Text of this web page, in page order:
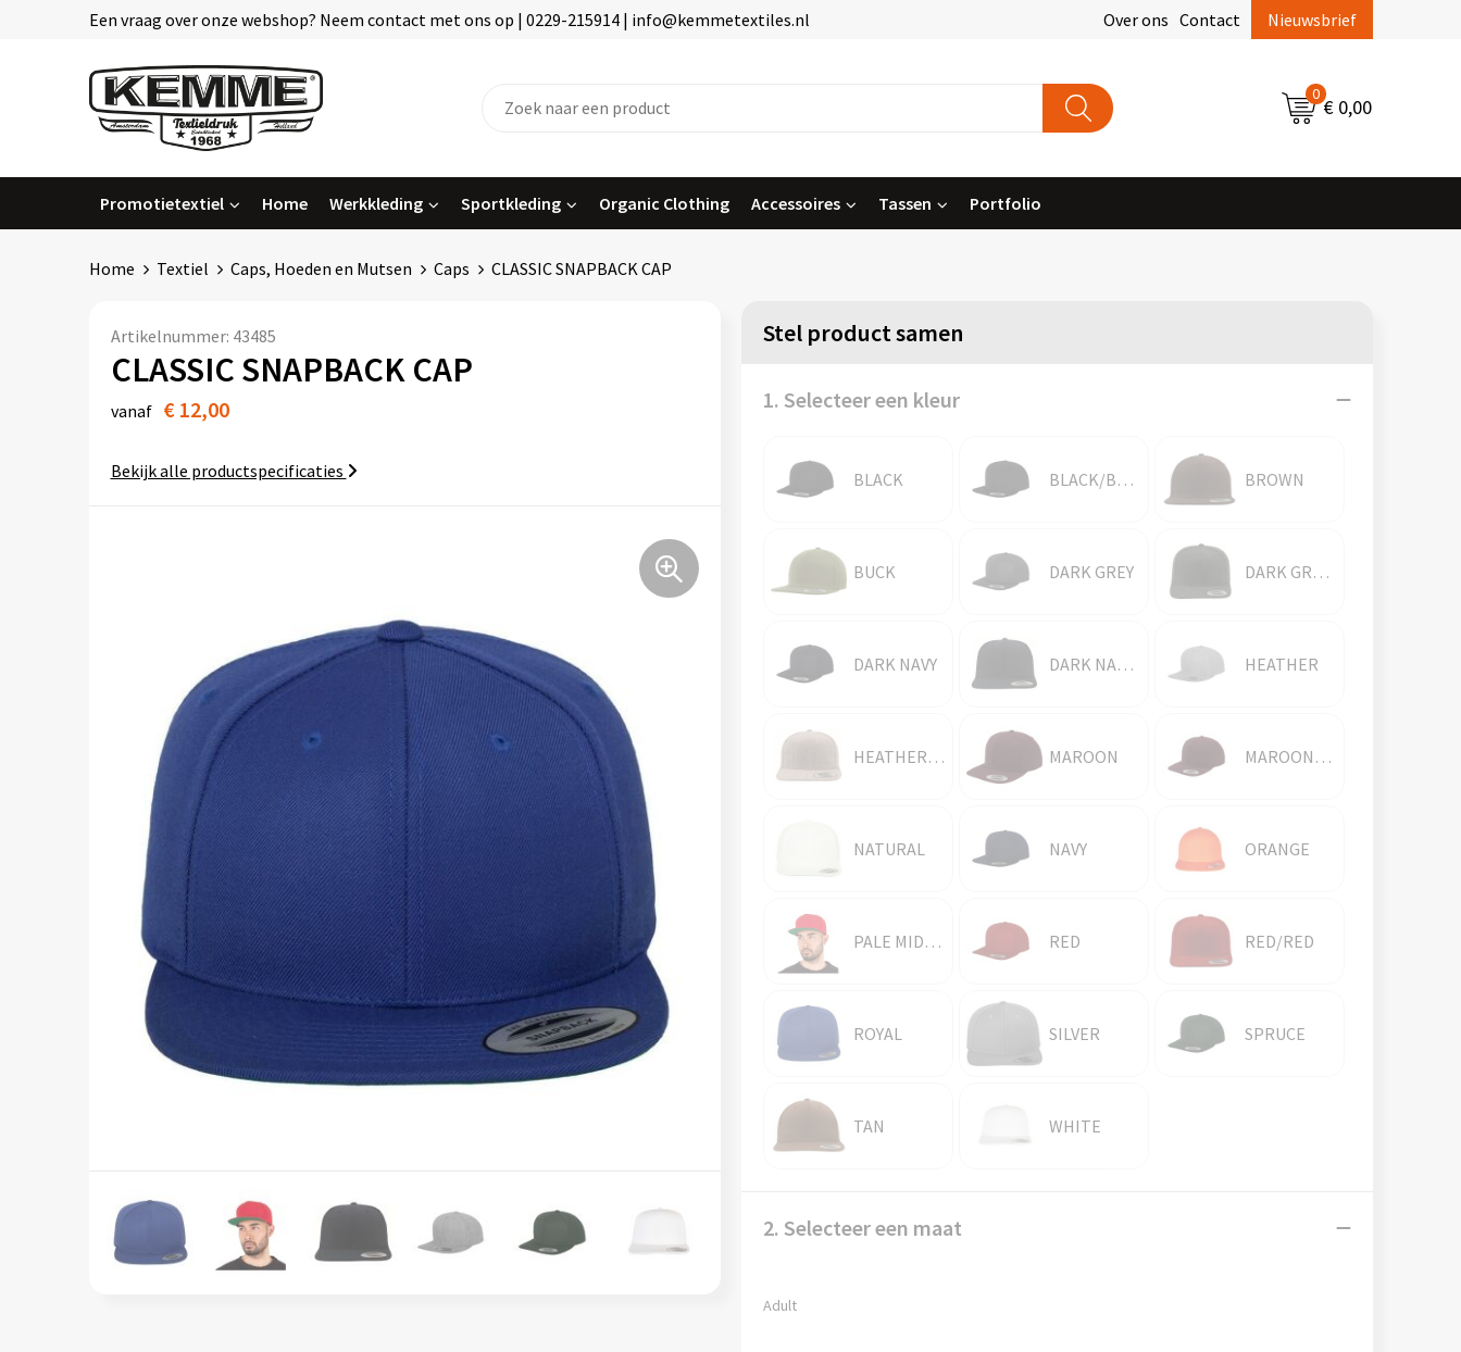
Een vraag over onze webshop? Neem contact met ons op | 0229-215914 | info@kemmetextiles.nl Over ons Contact Nieuwsbrief
0
€ 0,00
Promotietextiel Home Werkkleding Sportkleding Organic Clothing Accessoires Tassen Portfolio
Home Textiel Caps, Hoeden en Mutsen Caps CLASSIC SNAPBACK CAP
Artikelnummer: 43485
CLASSIC SNAPBACK CAP
vanaf € 12,00
Bekijk alle productspecificaties
Stel product samen
1. Selecteer een kleur
BLACK BLACK/BLACK BROWN
BUCK DARK GREY DARK GREY/DARK GREY
DARK NAVY DARK NAVY/DARK NAVY HEATHER
HEATHER/HEATHER MAROON MAROON/MAROON
NATURAL NAVY ORANGE
PALE MIDNIGHT NAVY RED RED/RED
ROYAL SILVER SPRUCE
TAN WHITE
2. Selecteer een maat
Adult